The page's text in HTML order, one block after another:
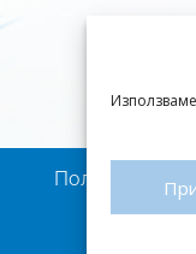
Политика за